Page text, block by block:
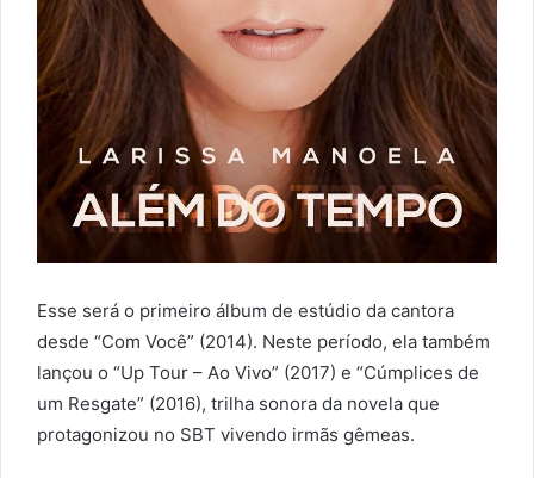
Esse será o primeiro álbum de estúdio da cantora
desde “Com Você” (2014). Neste período, ela também
lançou o “Up Tour – Ao Vivo” (2017) e “Cúmplices de
um Resgate” (2016), trilha sonora da novela que
protagonizou no SBT vivendo irmãs gêmeas.